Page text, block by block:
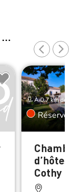
…
À 0.7 km de
Réserver
d’hôtes
Cothy